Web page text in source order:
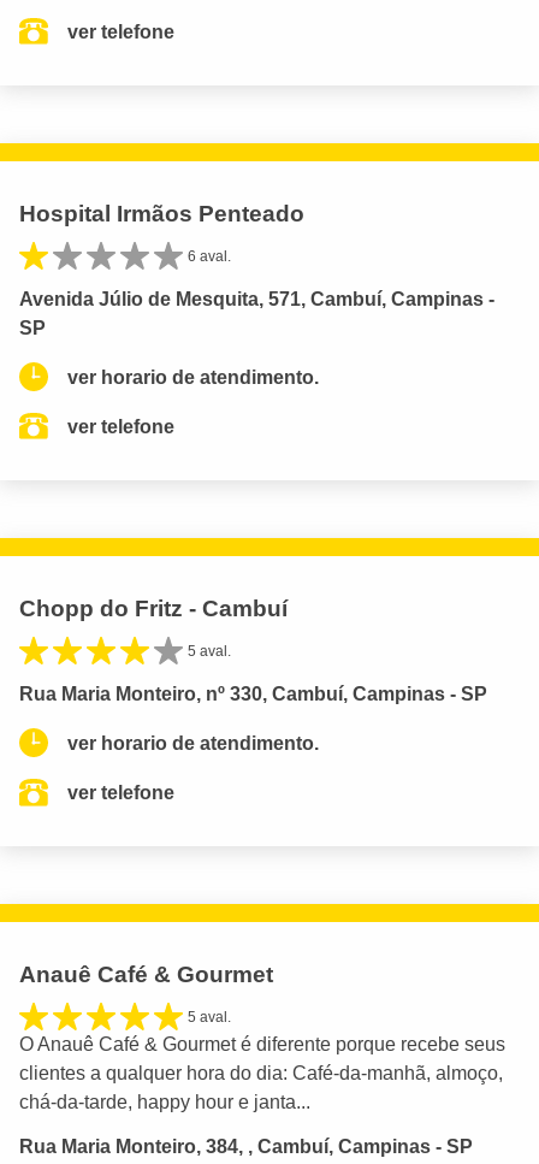
ver telefone
Hospital Irmãos Penteado
6 aval.
Avenida Júlio de Mesquita, 571, Cambuí, Campinas -
SP
ver horario de atendimento.
ver telefone
Chopp do Fritz - Cambuí
5 aval.
Rua Maria Monteiro, nº 330, Cambuí, Campinas - SP
ver horario de atendimento.
ver telefone
Anauê Café & Gourmet
5 aval.
O Anauê Café & Gourmet é diferente porque recebe seus
clientes a qualquer hora do dia: Café-da-manhã, almoço,
chá-da-tarde, happy hour e janta...
Rua Maria Monteiro, 384, , Cambuí, Campinas - SP